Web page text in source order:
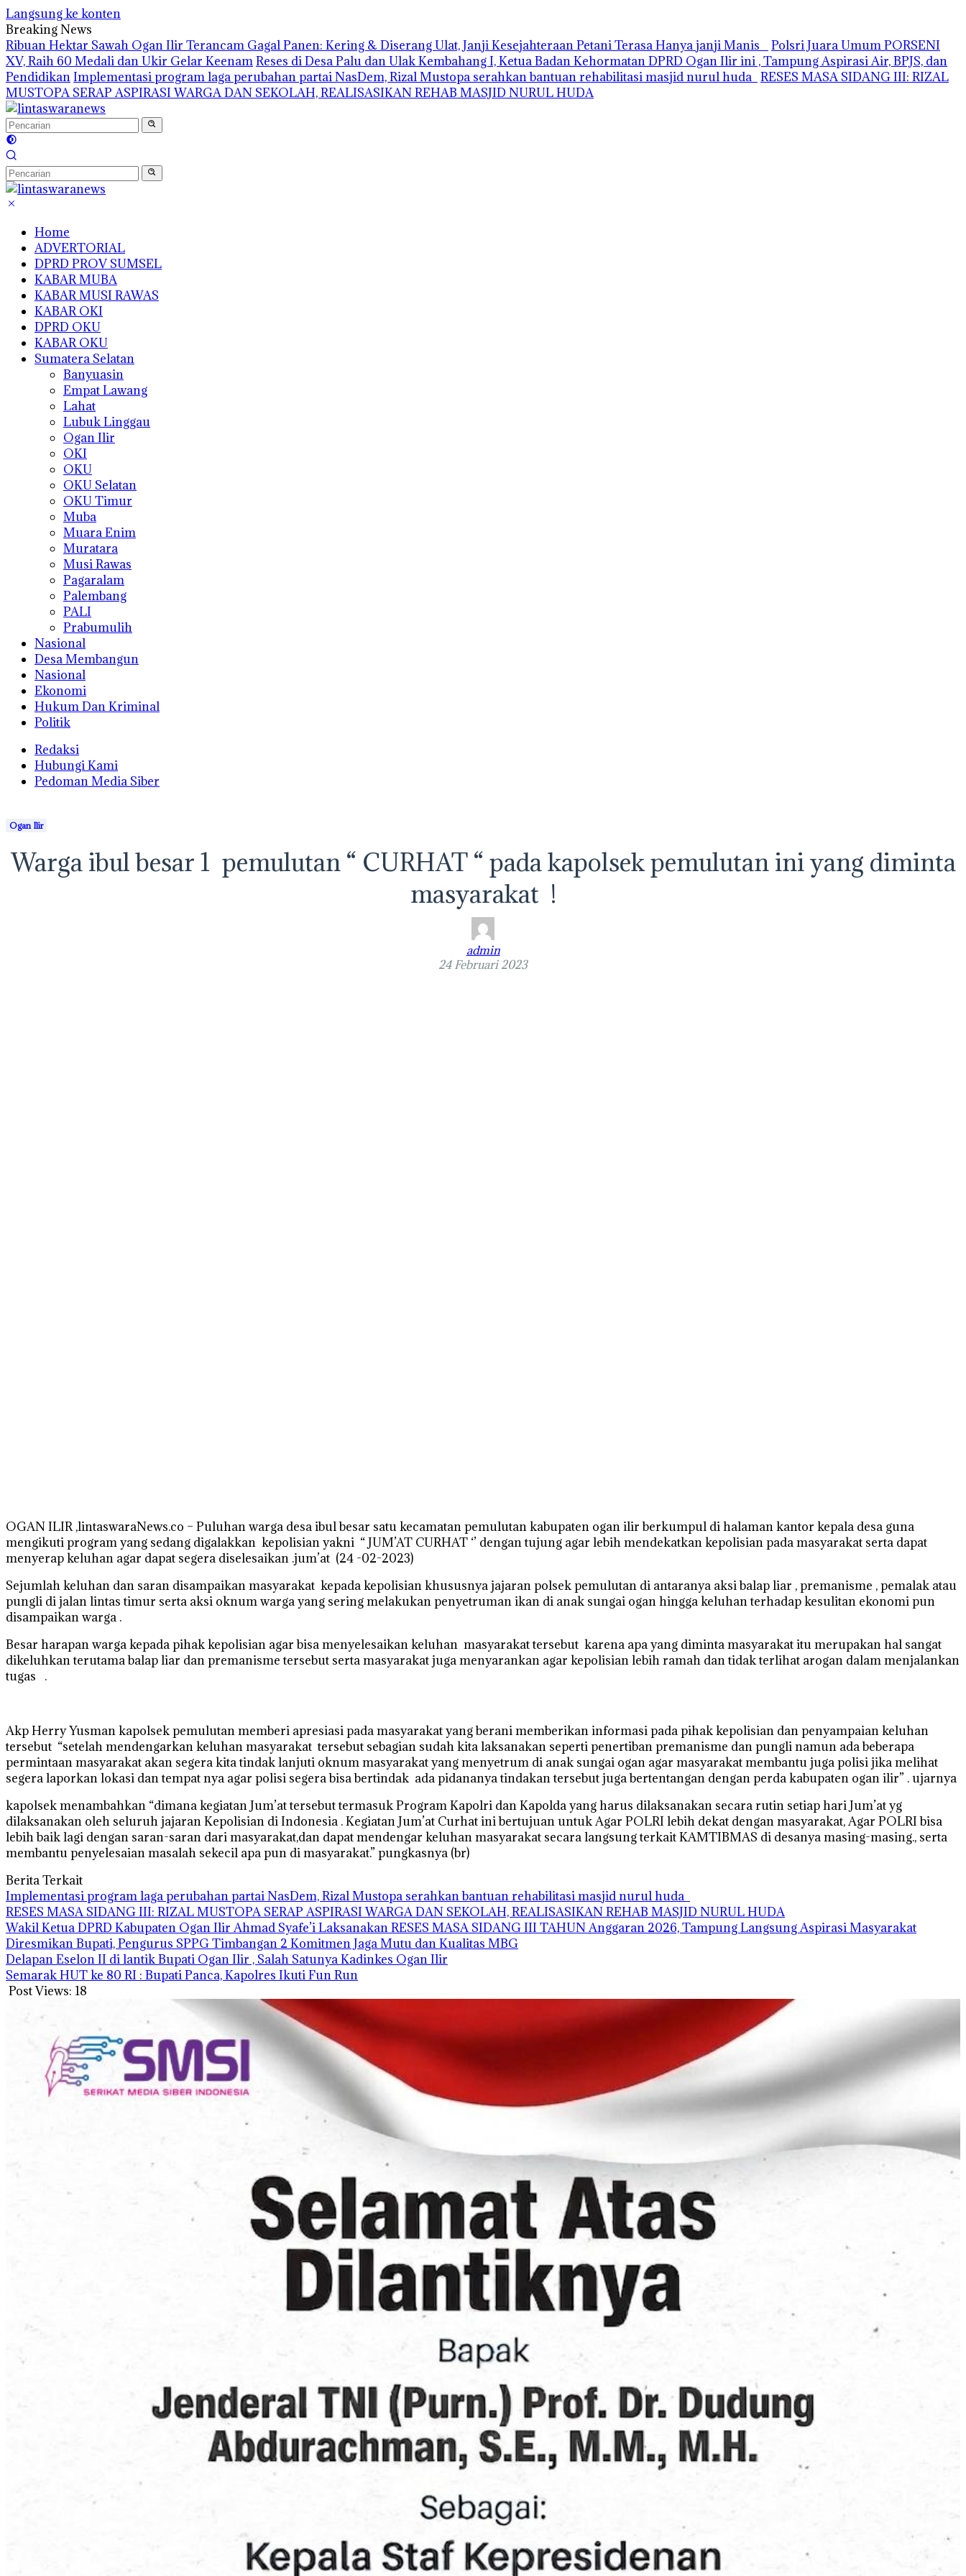
Langsung ke konten
Breaking News
Ribuan Hektar Sawah Ogan Ilir Terancam Gagal Panen: Kering & Diserang Ulat, Janji Kesejahteraan Petani Terasa Hanya janji Manis
Polsri Juara Umum PORSENI
XV, Raih 60 Medali dan Ukir Gelar KeenamReses di Desa Palu dan Ulak Kembahang I, Ketua Badan Kehormatan DPRD Ogan Ilir ini , Tampung Aspirasi Air, BPJS, dan
PendidikanImplementasi program laga perubahan partai NasDem, Rizal Mustopa serahkan bantuan rehabilitasi masjid nurul huda RESES MASA SIDANG III: RIZAL
MUSTOPA SERAP ASPIRASI WARGA DAN SEKOLAH, REALISASIKAN REHAB MASJID NURUL HUDA
Home
ADVERTORIAL
DPRD PROV SUMSEL
KABAR MUBA
KABAR MUSI RAWAS
KABAR OKI
DPRD OKU
KABAR OKU
Sumatera Selatan
Banyuasin
Empat Lawang
Lahat
Lubuk Linggau
Ogan Ilir
OKI
OKU
OKU Selatan
OKU Timur
Muba
Muara Enim
Muratara
Musi Rawas
Pagaralam
Palembang
PALI
Prabumulih
Nasional
Desa Membangun
Nasional
Ekonomi
Hukum Dan Kriminal
Politik
Redaksi
Hubungi Kami
Pedoman Media Siber
Ogan Ilir
Warga ibul besar 1 pemulutan “ CURHAT “ pada kapolsek pemulutan ini yang diminta
masyarakat !
admin
24 Februari 2023
OGAN ILIR ,lintaswaraNews.co – Puluhan warga desa ibul besar satu kecamatan pemulutan kabupaten ogan ilir berkumpul di halaman kantor kepala desa guna
mengikuti program yang sedang digalakkan kepolisian yakni “ JUM’AT CURHAT ‘’ dengan tujung agar lebih mendekatkan kepolisian pada masyarakat serta dapat
menyerap keluhan agar dapat segera diselesaikan .jum’at (24 -02-2023)
Sejumlah keluhan dan saran disampaikan masyarakat kepada kepolisian khususnya jajaran polsek pemulutan di antaranya aksi balap liar , premanisme , pemalak atau
pungli di jalan lintas timur serta aksi oknum warga yang sering melakukan penyetruman ikan di anak sungai ogan hingga keluhan terhadap kesulitan ekonomi pun
disampaikan warga .
Besar harapan warga kepada pihak kepolisian agar bisa menyelesaikan keluhan masyarakat tersebut karena apa yang diminta masyarakat itu merupakan hal sangat
dikeluhkan terutama balap liar dan premanisme tersebut serta masyarakat juga menyarankan agar kepolisian lebih ramah dan tidak terlihat arogan dalam menjalankan
tugas .
Akp Herry Yusman kapolsek pemulutan memberi apresiasi pada masyarakat yang berani memberikan informasi pada pihak kepolisian dan penyampaian keluhan
tersebut “setelah mendengarkan keluhan masyarakat tersebut sebagian sudah kita laksanakan seperti penertiban premanisme dan pungli namun ada beberapa
permintaan masyarakat akan segera kita tindak lanjuti oknum masyarakat yang menyetrum di anak sungai ogan agar masyarakat membantu juga polisi jika melihat
segera laporkan lokasi dan tempat nya agar polisi segera bisa bertindak ada pidananya tindakan tersebut juga bertentangan dengan perda kabupaten ogan ilir” . ujarnya
kapolsek menambahkan “dimana kegiatan Jum’at tersebut termasuk Program Kapolri dan Kapolda yang harus dilaksanakan secara rutin setiap hari Jum’at yg
dilaksanakan oleh seluruh jajaran Kepolisian di Indonesia . Kegiatan Jum’at Curhat ini bertujuan untuk Agar POLRI lebih dekat dengan masyarakat, Agar POLRI bisa
lebih baik lagi dengan saran-saran dari masyarakat,dan dapat mendengar keluhan masyarakat secara langsung terkait KAMTIBMAS di desanya masing-masing., serta
membantu penyelesaian masalah sekecil apa pun di masyarakat.” pungkasnya (br)
Berita Terkait
Implementasi program laga perubahan partai NasDem, Rizal Mustopa serahkan bantuan rehabilitasi masjid nurul huda
RESES MASA SIDANG III: RIZAL MUSTOPA SERAP ASPIRASI WARGA DAN SEKOLAH, REALISASIKAN REHAB MASJID NURUL HUDA
Wakil Ketua DPRD Kabupaten Ogan Ilir Ahmad Syafe’i Laksanakan RESES MASA SIDANG III TAHUN Anggaran 2026, Tampung Langsung Aspirasi Masyarakat
Diresmikan Bupati, Pengurus SPPG Timbangan 2 Komitmen Jaga Mutu dan Kualitas MBG
Delapan Eselon II di lantik Bupati Ogan Ilir , Salah Satunya Kadinkes Ogan Ilir
Semarak HUT ke 80 RI : Bupati Panca, Kapolres Ikuti Fun Run
Post Views: 18